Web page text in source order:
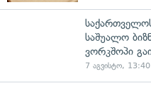
საშუალო
ვორკშოპი
7 აგვისტო, 13:40